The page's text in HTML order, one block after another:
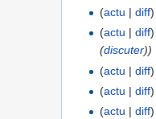
(actu |diff)
(actu |diff)
(discuter))
(actu |diff)
(actu |diff)
(actu |diff)